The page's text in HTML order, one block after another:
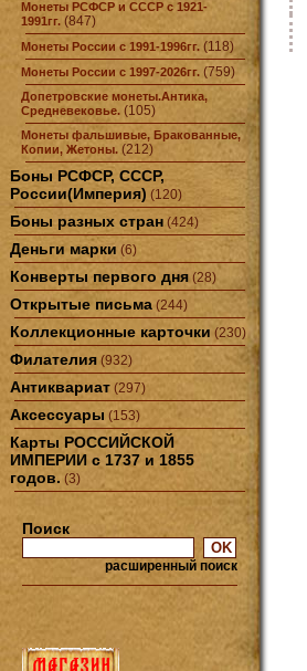
Монеты РСФСР и СССР с 1921-
1991гг. (847)
Монеты России с 1991-1996гг. (118)
Монеты России с 1997-2026гг. (759)
Допетровские монеты.Антика,
Средневековье. (105)
Монеты фальшивые, Бракованные,
Копии, Жетоны. (212)
Боны РСФСР, СССР,
России(Империя) (120)
Боны разных стран (424)
Деньги марки (6)
Конверты первого дня (28)
Открытые письма (244)
Коллекционные карточки (230)
Филателия (932)
Антиквариат (297)
Аксессуары (153)
Карты РОССИЙСКОЙ
ИМПЕРИИ с 1737 и 1855
годов. (3)
Поиск
расширенный поиск